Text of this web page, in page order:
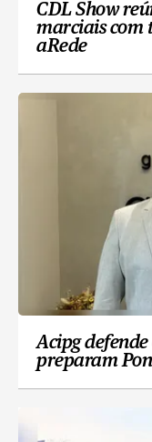
CDL Show
marciais com
aRede
Acipg
preparam